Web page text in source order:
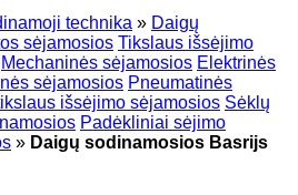
technika » Daigų
sėjamosios Tikslaus išsėjimo
Mechaninės sėjamosios Elektrinės
sėjamosios Pneumatinės
išsėjimo sėjamosios Sėklų
Padėkliniai sėjimo
» Daigų sodinamosios Basrijs